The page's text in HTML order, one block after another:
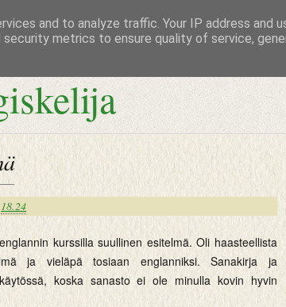
18.24
kurssilla suullinen esitelmä. Oli haasteellista
ja vieläpä tosiaan englanniksi. Sanakirja ja
koska sanasto ei ole minulla kovin hyvin
and to analyze traffic. Your IP address and
metrics to ensure quality of service,